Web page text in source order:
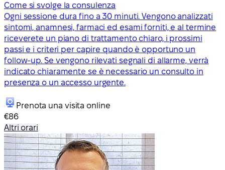
Come si svolge la consulenza
Ogni sessione dura fino a 30 minuti. Vengono analizzati
sintomi, anamnesi, farmaci ed esami forniti, e al termine
riceverete un piano di trattamento chiaro, i prossimi
passi e i criteri per capire quando è opportuno un
follow-up. Se vengono rilevati segnali di allarme, verrà
indicato chiaramente se è necessario un consulto in
presenza o un accesso urgente.
Prenota una visita online
€86
Altri orari